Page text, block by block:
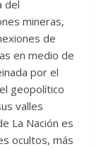
del
mineras,
de
en medio de
por el
geopolítico
valles
La Nación es
ocultos, más